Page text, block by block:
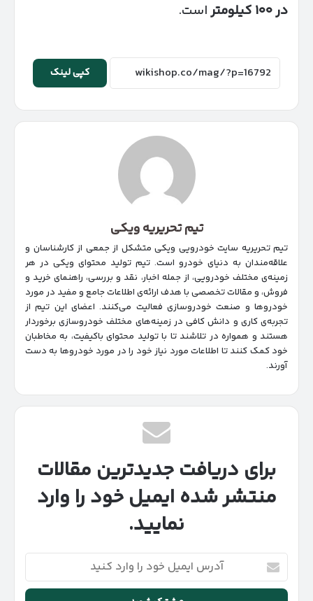
در۱۰۰ کیلومتراست.
کپی لینک
تیم تحریریه ویکی
تیم تحریریه سایت خودرویی ویکی متشکل از جمعی از کارشناسان و
علاقه‌مندان به دنیای خودرو است. تیم تولید محتوای ویکی در هر
زمینه‌‌ی مختلف خودرویی، از جمله اخبار، نقد و بررسی، راهنمای خرید و
فروش، و مقالات تخصصی با هدف ارائه‌ی اطلاعات جامع و مفید در مورد
خودروها و صنعت خودروسازی فعالیت می‌کنند. اعضای این تیم از
تجربه‌ی کاری و دانش کافی در زمینه‌های مختلف خودروسازی برخوردار
هستند و همواره در تلاشند تا با تولید محتوای باکیفیت، به مخاطبان
خود کمک کنند تا اطلاعات مورد نیاز خود را در مورد خودروها به دست
آورند.
برای دریافت جدیدترین مقالات
منتشر شده ایمیل خود را وارد
نمایید.
آدرس
ایمیل
خود